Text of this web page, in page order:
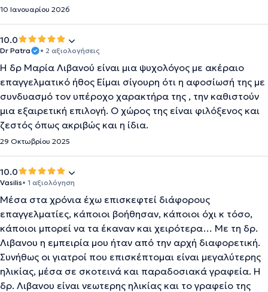
10 Ιανουαρίου 2026
10.0
Dr Patra • 2 αξιολογήσεις
Η δρ Μαρία Λιβανού είναι μια ψυχολόγος με ακέραιο
επαγγελματικό ήθος Είμαι σίγουρη ότι η αφοσίωσή της με
συνδυασμό τον υπέροχο χαρακτήρα της , την καθιστούν
μια εξαιρετική επιλογή. Ο χώρος της είναι φιλόξενος και
ζεστός όπως ακριβώς και η ίδια.
29 Οκτωβρίου 2025
10.0
Vasilis• 1 αξιολόγηση
Μέσα στα χρόνια έχω επισκεφτεί διάφορους
επαγγελματίες, κάποιοι βοήθησαν, κάποιοι όχι κ τόσο,
κάποιοι μπορεί να τα έκαναν και χειρότερα… Με τη δρ.
Λιβανου η εμπειρία μου ήταν από την αρχή διαφορετική.
Συνήθως οι γιατροί που επισκέπτομαι είναι μεγαλύτερης
ηλικίας, μέσα σε σκοτεινά και παραδοσιακά γραφεία. Η
δρ. Λιβανου είναι νεωτερης ηλικίας και το γραφείο της